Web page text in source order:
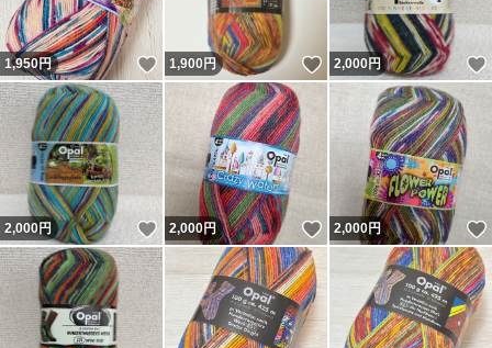
1,950円 いいね！
1,900円 いいね！
2,000円
2,000円 いいね！
2,000円 いいね！
2,000円